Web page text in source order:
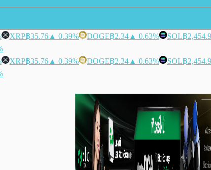
XRP฿35.76 ▲ 0.39% DOGE฿2.34 ▲ 0.63% SOL฿
XRP฿35.76 ▲ 0.39% DOGE฿2.34 ▲ 0.63% SOL฿